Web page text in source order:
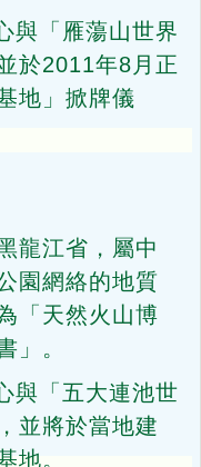
與「雁蕩山世界
於2011年8月正
地」掀牌儀
龍江省，屬中
園網絡的地質
「天然火山博
」。
與「五大連池世
並將於當地建
地。